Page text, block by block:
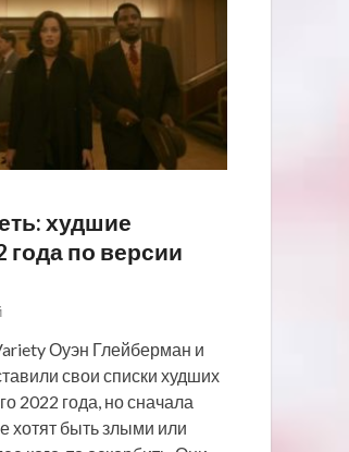
худшие
по версии
Оуэн Глейберман и
свои списки худших
2022 года, но сначала
хотят быть злыми или